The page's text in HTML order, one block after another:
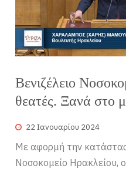
Βενιζέλειο
θεατές. Ξανά στο
22 Ιανουαρίου 2024
Με αφορμή την
Νοσοκομείο Ηρακλείου,